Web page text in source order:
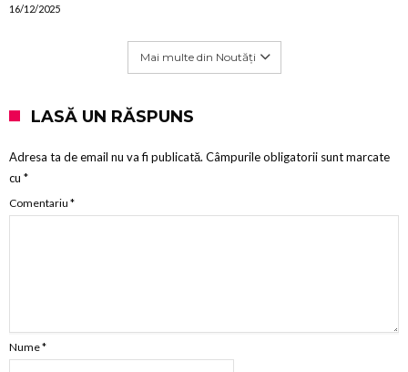
16/12/2025
Mai multe din Noutăți
LASĂ UN RĂSPUNS
Adresa ta de email nu va fi publicată. Câmpurile obligatorii sunt marcate
cu *
Comentariu *
Nume*